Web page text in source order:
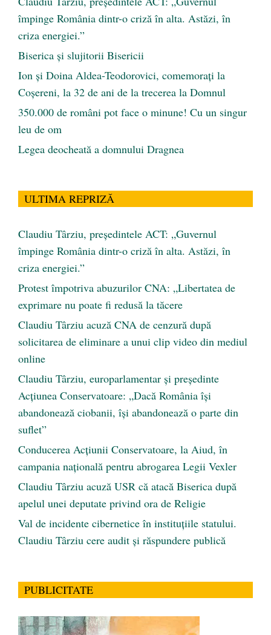
împinge România dintr-o criză în alta. Astăzi, în
criza energiei.”
Biserica și slujitorii Bisericii
Ion și Doina Aldea-Teodorovici, comemorați la
Coșereni, la 32 de ani de la trecerea la Domnul
350.000 de români pot face o minune! Cu un singur
leu de om
Legea deocheată a domnului Dragnea
ULTIMA REPRIZĂ
Claudiu Târziu, președintele ACT: „Guvernul
împinge România dintr-o criză în alta. Astăzi, în
criza energiei.”
Protest împotriva abuzurilor CNA: „Libertatea de
exprimare nu poate fi redusă la tăcere
Claudiu Târziu acuză CNA de cenzură după
solicitarea de eliminare a unui clip video din mediul
online
Claudiu Târziu, europarlamentar și președinte
Acțiunea Conservatoare: „Dacă România își
abandonează ciobanii, își abandonează o parte din
suflet”
Conducerea Acțiunii Conservatoare, la Aiud, în
campania națională pentru abrogarea Legii Vexler
Claudiu Târziu acuză USR că atacă Biserica după
apelul unei deputate privind ora de Religie
Val de incidente cibernetice în instituțiile statului.
Claudiu Târziu cere audit și răspundere publică
PUBLICITATE